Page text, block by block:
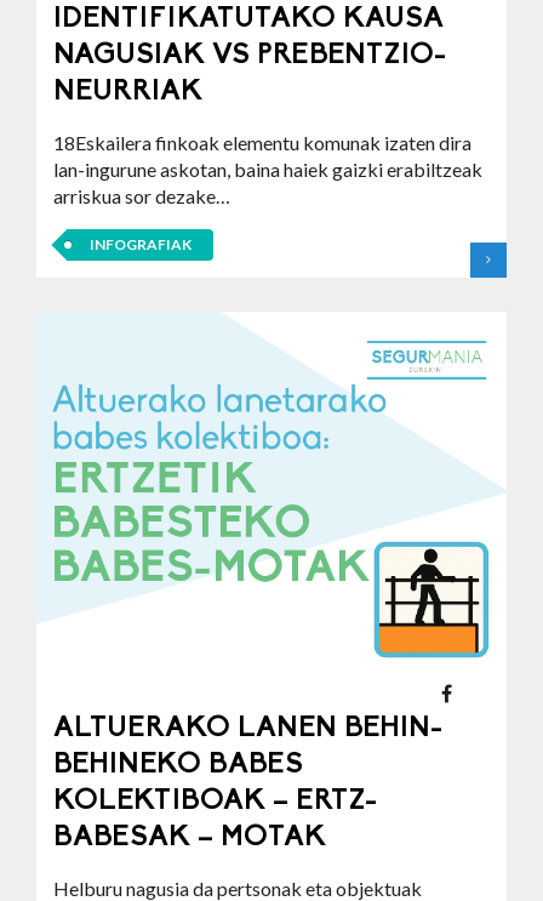
IDENTIFIKATUTAKO KAUSA
NAGUSIAK VS PREBENTZIO-
NEURRIAK
18Eskailera finkoak elementu komunak izaten dira
lan-ingurune askotan, baina haiek gaizki erabiltzeak
arriskua sor dezake…
INFOGRAFIAK
ALTUERAKO LANEN BEHIN-
BEHINEKO BABES
KOLEKTIBOAK – ERTZ-
BABESAK – MOTAK
Helburu nagusia da pertsonak eta objektuak